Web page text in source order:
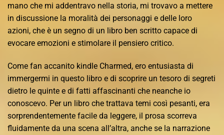
mano che mi addentravo nella storia, mi trovavo a mettere
in discussione la moralità dei personaggi e delle loro
azioni, che è un segno di un libro ben scritto capace di
evocare emozioni e stimolare il pensiero critico.
Come fan accanito kindle Charmed, ero entusiasta di
immergermi in questo libro e di scoprire un tesoro di segreti
dietro le quinte e di fatti affascinanti che neanche io
conoscevo. Per un libro che trattava temi così pesanti, era
sorprendentemente facile da leggere, il prosa scorreva
fluidamente da una scena all’altra, anche se la narrazione